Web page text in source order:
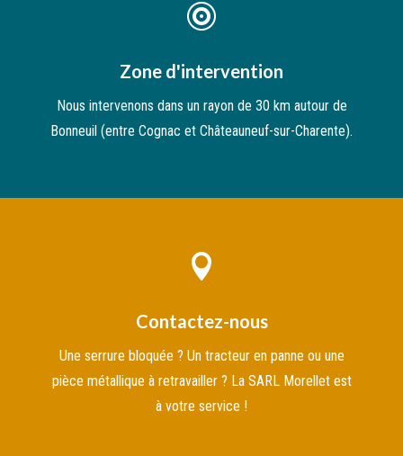

Zone d'intervention
Nous intervenons dans un rayon de 30 km autour de
Bonneuil (entre Cognac et Châteauneuf-sur-Charente).

Contactez-nous
Une serrure bloquée ? Un tracteur en panne ou une
pièce métallique à retravailler ? La SARL Morellet est
à votre service !